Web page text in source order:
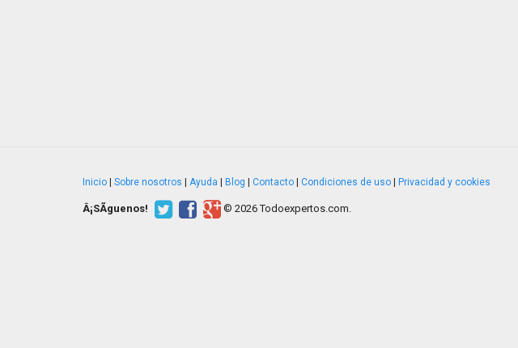
Inicio Sobre nosotros Ayuda Blog Contacto Condiciones de uso Privacidad y cookies
Â¡SÃ­guenos! © 2026 Todoexpertos.com.